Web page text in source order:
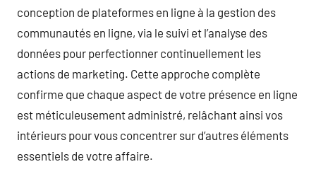
conception de plateformes en ligne à la gestion des
communautés en ligne, via le suivi et l’analyse des
données pour perfectionner continuellement les
actions de marketing. Cette approche complète
confirme que chaque aspect de votre présence en ligne
est méticuleusement administré, relâchant ainsi vos
intérieurs pour vous concentrer sur d’autres éléments
essentiels de votre affaire.